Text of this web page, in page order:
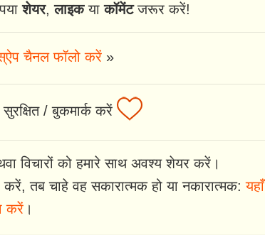
शेयर,लाइकयाकॉमेंटजरूर करें!
चैनल फॉलो करें »
/ बुकमार्क करें
विचारों को हमारे साथ अवश्य शेयर करें।
तब चाहे वह सकारात्मक हो या नकारात्मक:यहाँ
करें।